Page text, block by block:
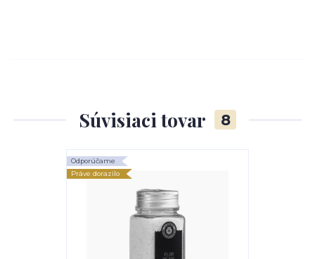
Súvisiaci tovar 8
Odporúčame
Práve dorazilo